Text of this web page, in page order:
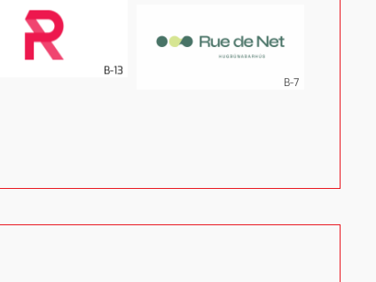
B-13